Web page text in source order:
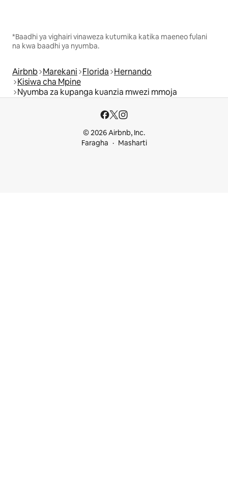
*Baadhi ya vighairi vinaweza kutumika katika maeneo fulani
na kwa baadhi ya nyumba.
Airbnb Marekani Florida Hernando
Kisiwa cha Mpine
Nyumba za kupanga kuanzia mwezi mmoja
© 2026 Airbnb, Inc.
Faragha
Masharti